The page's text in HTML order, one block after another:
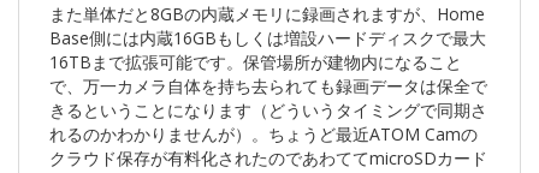
また単体だと8GBの内蔵メモリに録画されますが、Home
Base側には内蔵16GBもしくは増設ハードディスクで最大
16TBまで拡張可能です。保管場所が建物内になること
で、万一カメラ自体を持ち去られても録画データは保全で
きるということになります（どういうタイミングで同期さ
れるのかわかりませんが）。ちょうど最近ATOM Camの
クラウド保存が有料化されたのであわててmicroSDカード